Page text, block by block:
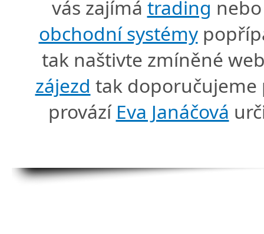
vás zajímá trading
obchodní systémy
tak naštivte zmíněné
zájezd tak doporučujeme
provází Eva Janáčová